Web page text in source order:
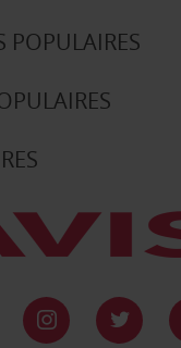
POPULAIRES